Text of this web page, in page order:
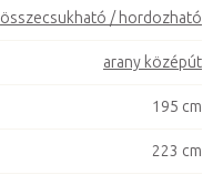
összecsukható / hordozható
arany középút
195 cm
223 cm